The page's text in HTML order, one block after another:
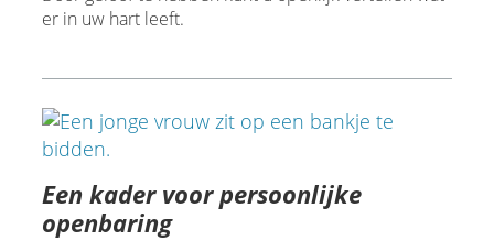
er in uw hart leeft.
Een kader voor persoonlijke
openbaring